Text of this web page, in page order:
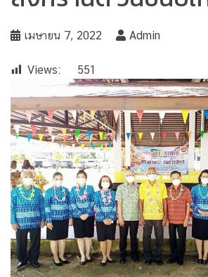
เมษายน 7, 2022 Admin
Views: 551